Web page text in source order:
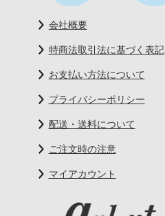
会社概要
特商法取引法に基づく表記
お支払い方法について
プライバシーポリシー
配送・送料について
ご注文時の注意
マイアカウント